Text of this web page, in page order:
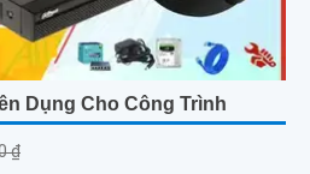
Dụng Cho Công Trình
₫